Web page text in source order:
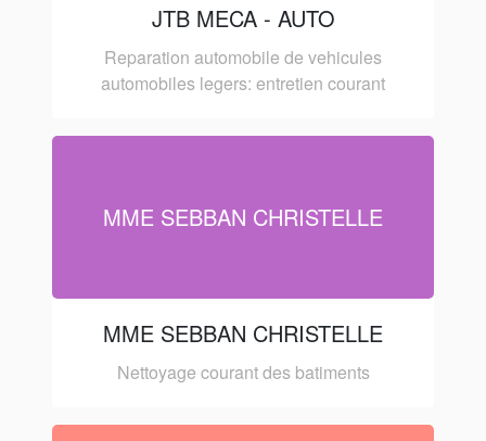
JTB MECA - AUTO
Reparation automobile de vehicules
automobiles legers: entretien courant
MME SEBBAN CHRISTELLE
MME SEBBAN CHRISTELLE
Nettoyage courant des batiments